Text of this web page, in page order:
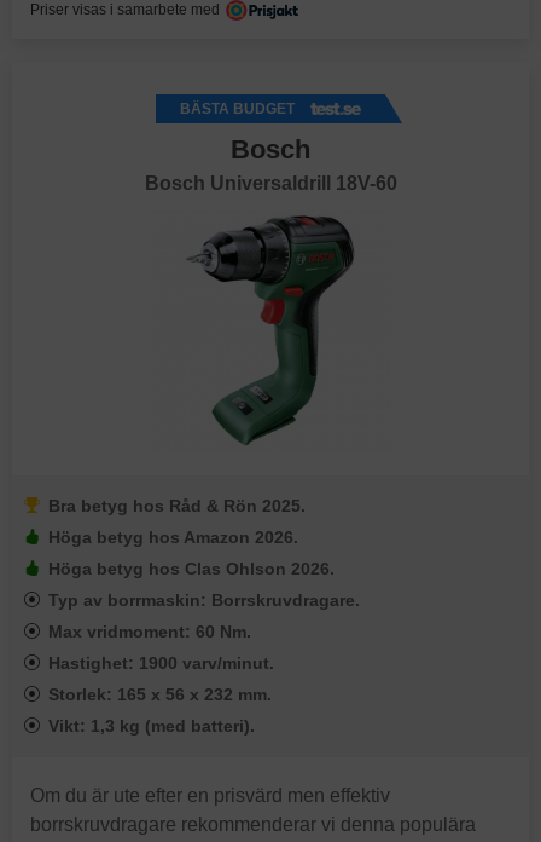
Priser visas i samarbete med
BÄSTA BUDGET
Bosch
Bosch Universaldrill 18V-60
Bra betyg hos Råd & Rön 2025.
Höga betyg hos Amazon 2026.
Höga betyg hos Clas Ohlson 2026.
Typ av borrmaskin: Borrskruvdragare.
Max vridmoment: 60 Nm.
Hastighet: 1900 varv/minut.
Storlek: 165 x 56 x 232 mm.
Vikt: 1,3 kg (med batteri).
Om du är ute efter en prisvärd men effektiv
borrskruvdragare rekommenderar vi denna populära